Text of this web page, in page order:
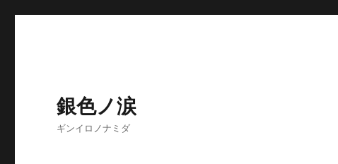
銀色ノ涙
ギンイロノナミダ